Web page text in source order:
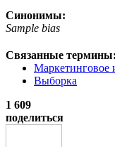
Синонимы:
Sample bias
Связанные термины:
Маркетинговое
Выборка
1 609
поделиться